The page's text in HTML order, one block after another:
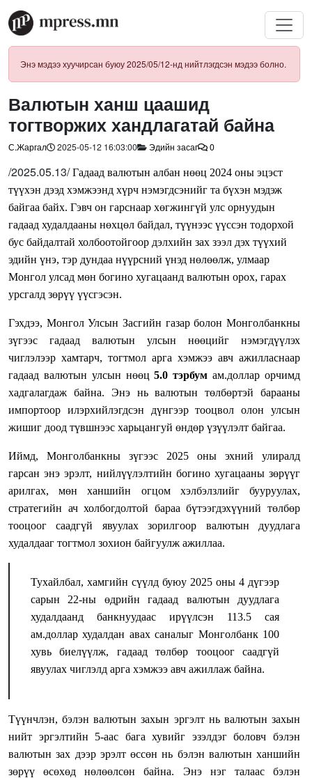
Энэ мэдээ хуучирсан буюу 2025/05/12-нд нийтлэгдсэн мэдээ болно.
Валютын ханш цаашид
тогтворжих хандлагатай байна
С.Жаргал 2025-05-12 16:03:00 Эдийн засаг 0
/2025.05.13/Гадаад валютын албан нөөц 2024 оны эцэст
түүхэн дээд хэмжээнд хүрч нэмэгдсэнийг та бүхэн мэдэж
байгаа байх. Гэвч он гарснаар хөгжингүй улс орнуудын
гадаад худалдааны нөхцөл байдал, түүнээс үүссэн тодорхой
бус байдалтай холбоотойгоор дэлхийн зах зээл дэх түүхий
эдийн үнэ, тэр дундаа нүүрсний үнэд нөлөөлж, улмаар
Монгол улсад мөн богино хугацаанд валютын орох, гарах
урсгалд зөрүү үүсгэсэн.
Гэхдээ, Монгол Улсын Засгийн газар болон Монголбанкны
зүгээс гадаад валютын улсын нөөцийг нэмэгдүүлэх
чиглэлээр хамтарч, тогтмол арга хэмжээ авч ажилласнаар
гадаад валютын улсын нөөц5.0 тэрбум ам.доллар орчимд
хадгалагдаж байна. Энэ нь валютын төлбөртэй барааны
импортоор илэрхийлэгдсэн дүнгээр тооцвол олон улсын
жишиг доод түвшнээс харьцангуй өндөр үзүүлэлт байгаа.
Иймд, Монголбанкны зүгээс 2025 оны эхний улиралд
гарсан энэ эрэлт, нийлүүлэлтийн богино хугацааны зөрүүг
арилгах, мөн ханшийн огцом хэлбэлзлийг бууруулах,
стратегийн ач холбогдолтой бараа бүтээгдэхүүний төлбөр
тооцоог саадгүй явуулах зорилгоор валютын дуудлага
худалдааг тогтмол зохион байгуулж ажиллаа.
Тухайлбал, хамгийн сүүлд буюу 2025 оны 4 дүгээр
сарын 22-ны өдрийн гадаад валютын дуудлага
худалдаанд банкнуудаас ирүүлсэн 113.5 сая
ам.доллар худалдан авах саналыг Монголбанк 100
хувь биелүүлж, гадаад төлбөр тооцоог саадгүй
явуулах чиглэлд арга хэмжээ авч ажиллаж байна.
Түүнчлэн, бэлэн валютын захын эргэлт нь валютын захын
нийт эргэлтийн 5-аас бага хувийг эзэлдэг боловч бэлэн
валютын зах дээр эрэлт өссөн нь бэлэн валютын ханшийн
зөрүү өсөхөд нөлөөлсөн байна. Энэ нэг талаас бэлэн